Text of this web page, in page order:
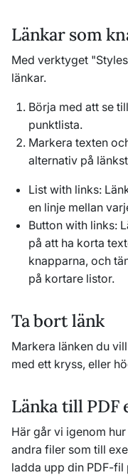
Länkar som
Med verktyget
länkar.
Börja med att se
punktlista.
Markera texten
alternativ på
List with links:
en linje mellan
Button with links:
på att ha korta
knapparna, och
på kortare listor.
Ta bort länk
Markera länken du
med ett kryss, eller
Länka till
Här går vi igenom
andra filer som till
ladda upp din PDF-fil